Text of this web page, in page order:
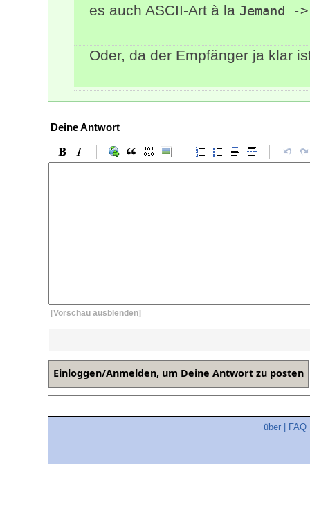
es auch ASCII-Art à la Jemand -
Oder, da der Empfänger ja klar
Deine Antwort
[Vorschau ausblenden]
über FAQ